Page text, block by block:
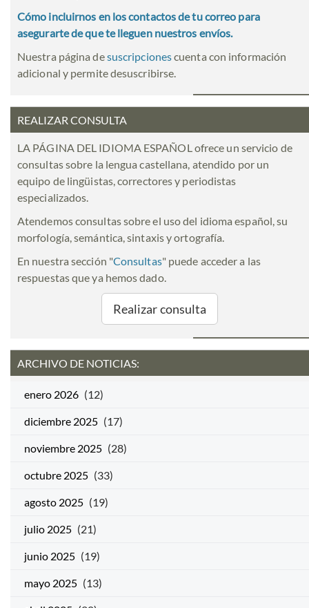
Cómo incluirnos en los contactos de tu correo para
asegurarte de que te lleguen nuestros envíos.
Nuestra página desuscripcionescuenta con información
adicional y permite desuscribirse.
REALIZAR CONSULTA
LA PÁGINA DEL IDIOMA ESPAÑOL ofrece un servicio de
consultas sobre la lengua castellana, atendido por un
equipo de lingüistas, correctores y periodistas
especializados.
Atendemos consultas sobre el uso del idioma español, su
morfología, semántica, sintaxis y ortografía.
En nuestra sección "Consultas" puede acceder a las
respuestas que ya hemos dado.
Realizar consulta
ARCHIVO DE NOTICIAS:
enero 2026 (12)
diciembre 2025 (17)
noviembre 2025 (28)
octubre 2025 (33)
agosto 2025 (19)
julio 2025 (21)
junio 2025 (19)
mayo 2025 (13)